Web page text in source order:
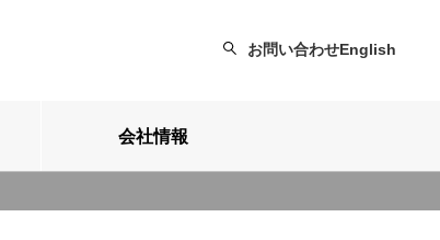
お問い合わせEnglish
会社情報